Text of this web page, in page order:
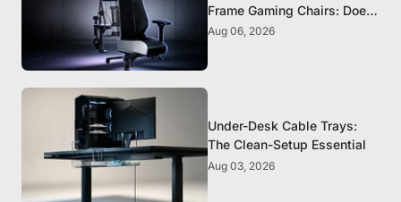
Frame Gaming Chairs: Does
It Matter?
Aug 06, 2026
Under-Desk Cable Trays:
The Clean-Setup Essential
Aug 03, 2026